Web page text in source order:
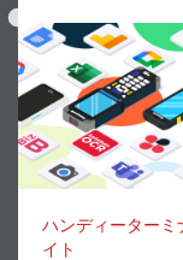
ハンディーターミ
イト